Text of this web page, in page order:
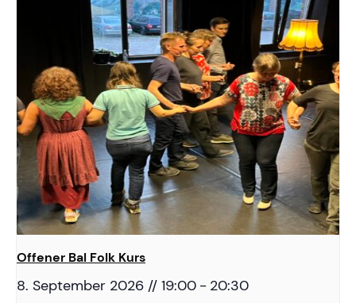
Offener Bal Folk Kurs
8. September 2026 // 19:00 - 20:30